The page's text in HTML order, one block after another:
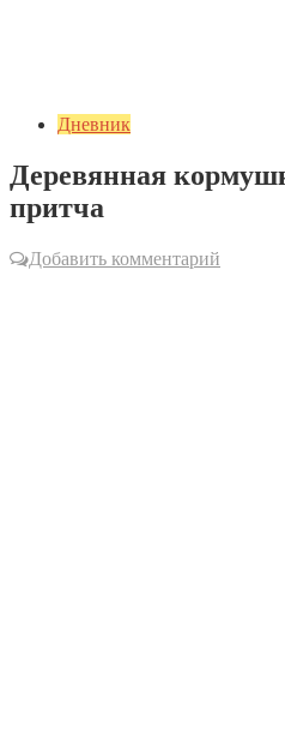
Дневник
Деревянная
притча
Добавить комментарий